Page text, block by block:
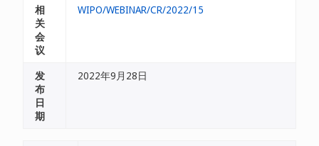
相
关
会
议
WIPO/WEBINAR/CR/2022/15
发
布
日
期
2022年9月28日